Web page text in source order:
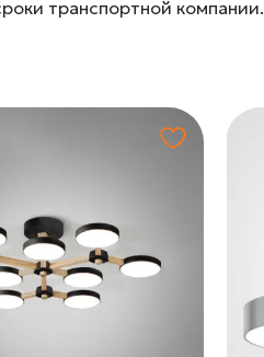
транспортной компании.